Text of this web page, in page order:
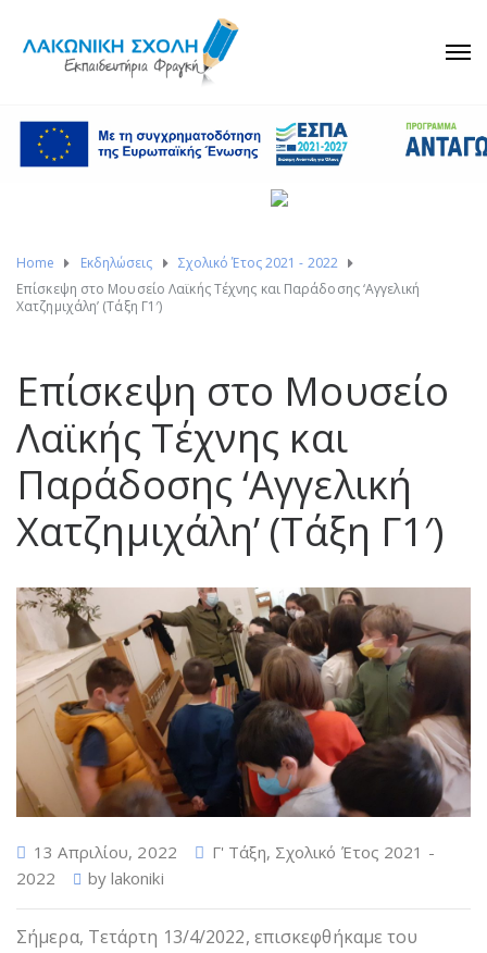
Home Εκδηλώσεις
Σχολικό Έτος 2021 - 2022
Επίσκεψη στο Μουσείο Λαϊκής Τέχνης και Παράδοσης ‘Αγγελική
Χατζημιχάλη’ (Τάξη Γ1′)
Επίσκεψη στο Μουσείο
Λαϊκής Τέχνης και
Παράδοσης ‘Αγγελική
Χατζημιχάλη’ (Τάξη Γ1′)
13 Απριλίου, 2022 Γ' Τάξη, Σχολικό Έτος 2021 -
2022
by lakoniki
Σήμερα, Τετάρτη 13/4/2022, επισκεφθήκαμε του